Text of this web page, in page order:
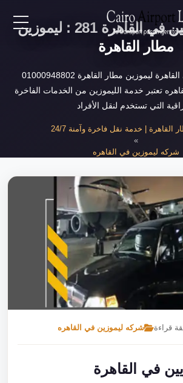
EN
AR
خدمات المطار
شركة ليموزيين في القاهرة 281 : ليموزين
مطار القاهرة
شركة ليموزيين في القاهرة ليموزين مطار القاهرة 01000948802
تعتبر خدمة الليموزين من الخدمات الفاخرة
التي تستخدم لنقل الأفراد
| خدمة نقل فاخرة وآمنة 24/7
شركه ليموزين في القاهره
ليموزيين في القاهرة
شركه ليموزين في القاهره
في القاهرة